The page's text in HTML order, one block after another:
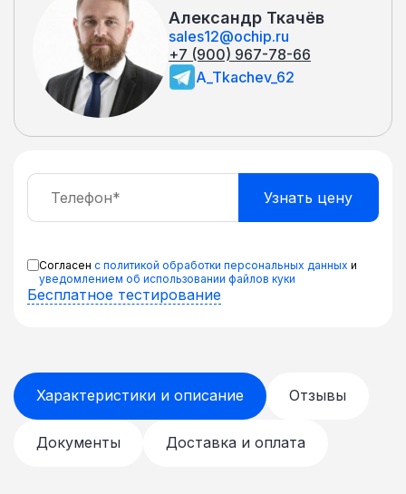
Александр Ткачёв
sales12@ochip.ru
+7 (900) 967-78-66
A_Tkachev_62
Согласен с политикой обработки персональных данных и
уведомлением об использовании файлов куки
Бесплатное тестирование
Характеристики и описание Отзывы
Документы Доставка и оплата